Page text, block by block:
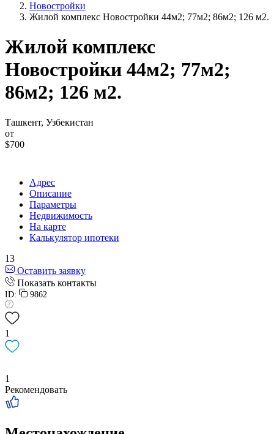
Новостройки
Жилой комплекс Новостройки 44м2; 77м2; 86м2; 126 м2.
Жилой комплекс
Новостройки 44м2; 77м2;
86м2; 126 м2.
Ташкент, Узбекистан
от
$700
Адрес
Описание
Параметры
Недвижимость
На карте
Калькулятор ипотеки
13
Оставить заявку
Показать контакты
ID: 9862
1
1
Рекомендовать